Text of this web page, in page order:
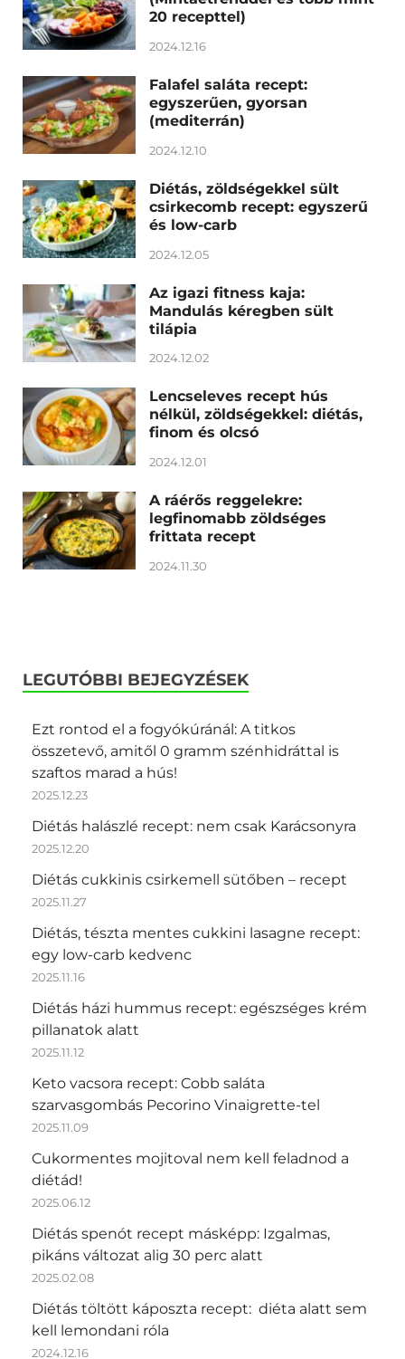
20 recepttel)
2024.12.16
Falafel saláta recept:
egyszerűen, gyorsan
(mediterrán)
2024.12.10
Diétás, zöldségekkel sült
csirkecomb recept: egyszerű
és low-carb
2024.12.05
Az igazi fitness kaja:
Mandulás kéregben sült
tilápia
2024.12.02
Lencseleves recept hús
nélkül, zöldségekkel: diétás,
finom és olcsó
2024.12.01
A ráérős reggelekre:
legfinomabb zöldséges
frittata recept
2024.11.30
LEGUTÓBBI BEJEGYZÉSEK
Ezt rontod el a fogyókúránál: A titkos
összetevő, amitől 0 gramm szénhidráttal is
szaftos marad a hús!
2025.12.23
Diétás halászlé recept: nem csak Karácsonyra
2025.12.20
Diétás cukkinis csirkemell sütőben – recept
2025.11.27
Diétás, tészta mentes cukkini lasagne recept:
egy low-carb kedvenc
2025.11.16
Diétás házi hummus recept: egészséges krém
pillanatok alatt
2025.11.12
Keto vacsora recept: Cobb saláta
szarvasgombás Pecorino Vinaigrette-tel
2025.11.09
Cukormentes mojitoval nem kell feladnod a
diétád!
2025.06.12
Diétás spenót recept másképp: Izgalmas,
pikáns változat alig 30 perc alatt
2025.02.08
Diétás töltött káposzta recept: diéta alatt sem
kell lemondani róla
2024.12.16